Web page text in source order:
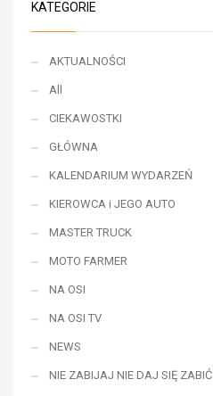
KATEGORIE
AKTUALNOŚCI
All
CIEKAWOSTKI
GŁÓWNA
KALENDARIUM WYDARZEŃ
KIEROWCA i JEGO AUTO
MASTER TRUCK
MOTO FARMER
NA OSI
NA OSI TV
NEWS
NIE ZABIJAJ NIE DAJ SIĘ ZABIĆ